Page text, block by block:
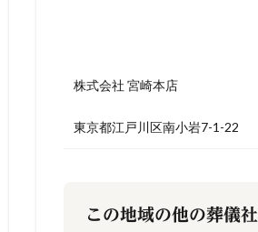
株式会社 宮崎本店
東京都江戸川区南小岩7-1-22
この地域の他の葬儀社